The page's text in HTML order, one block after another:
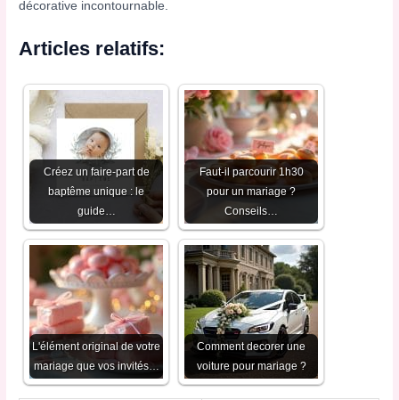
décorative incontournable.
Articles relatifs:
Créez un faire-part de
baptême unique : le
guide…
Faut-il parcourir 1h30
pour un mariage ?
Conseils…
L'élément original de votre
mariage que vos invités…
Comment decorer une
voiture pour mariage ?